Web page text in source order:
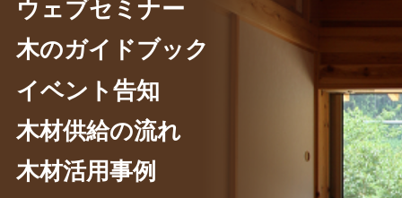
ウェブセミナー
木のガイドブック
イベント告知
木材供給の流れ
木材活用事例